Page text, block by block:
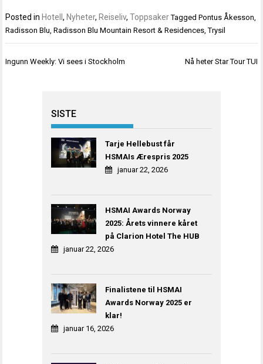
Posted in Hotell, Nyheter, Reiseliv,Toppsaker TaggedPontus Åkesson,
Radisson Blu,Radisson Blu Mountain Resort & Residences,Trysil
Innleggsnavigasjon
Ingunn Weekly: Vi sees i Stockholm Nå heter Star Tour TUI
SISTE
Tarje Hellebust får
HSMAIs Ærespris 2025
januar 22, 2026
HSMAI Awards Norway
2025: Årets vinnere kåret
på Clarion Hotel The HUB
januar 22, 2026
Finalistene til HSMAI
Awards Norway 2025 er
klar!
januar 16, 2026